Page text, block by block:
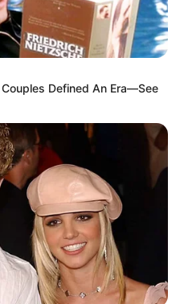
της επερχόμενης
στην Άγκυρα
τηλεφωνικής
ανάμεσα
Defined An Era—See